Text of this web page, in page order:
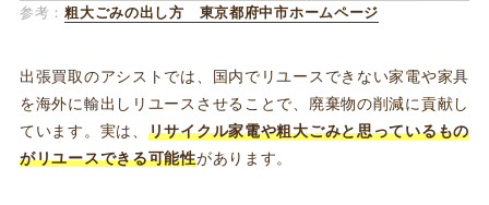
参考：粗大ごみの出し方 東京都府中市ホームページ
出張買取のアシストでは、国内でリユースできない家電や家具
を海外に輸出しリユースさせることで、廃棄物の削減に貢献し
ています。実は、 リサイクル家電や粗大ごみと思っているもの
がリユースできる可能性があります。